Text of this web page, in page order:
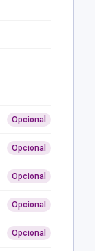
Opcional
Opcional
Opcional
Opcional
Opcional